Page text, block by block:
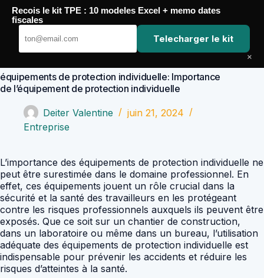
Passer
contenu
Comptabilité Job
équipements de protection individuelle: Importance
de l’équipement de protection individuelle
Deiter Valentine
juin 21, 2024
Entreprise
L’importance des équipements de protection individuelle ne
peut être surestimée dans le domaine professionnel. En
effet, ces équipements jouent un rôle crucial dans la
sécurité et la santé des travailleurs en les protégeant
contre les risques professionnels auxquels ils peuvent être
exposés. Que ce soit sur un chantier de construction,
dans un laboratoire ou même dans un bureau, l’utilisation
adéquate des équipements de protection individuelle est
indispensable pour prévenir les accidents et réduire les
risques d’atteintes à la santé.
Recois le kit TPE : 10 modeles Excel + memo dates
fiscales
Telecharger le kit
×